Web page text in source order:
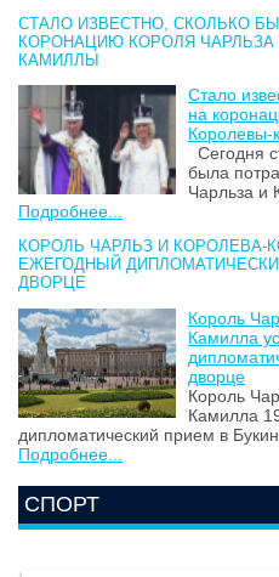
СТАЛО ИЗВЕСТНО, СКОЛЬКО
КОРОНАЦИЮ КОРОЛЯ
КАМИЛЛЫ
Стало
на
Королевы-
Сегодня
была
Чарльза и
Подробнее...
КОРОЛЬ ЧАРЛЬЗ И КОРОЛЕВА-
ЕЖЕГОДНЫЙ
ДВОРЦЕ
Король
Камилла
дворце
Король
Камилла
дипломатический прием в
Подробнее...
СПОРТ